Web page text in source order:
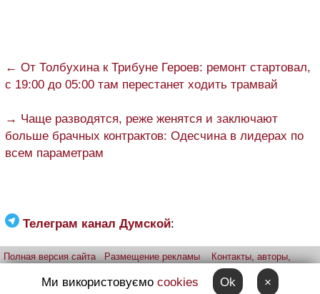
← От Толбухина к Трибуне Героев: ремонт стартовал,
с 19:00 до 05:00 там перестанет ходить трамвай
→ Чаще разводятся, реже женятся и заключают
больше брачных контрактов: Одесчина в лидерах по
всем параметрам
Телеграм канал Думской:
Полная версия сайта Размещение рекламы
Контакты, авторы,
iPhone
Прислать фото через telegram
Patreon
Ми використовуємо cookies Ok ×